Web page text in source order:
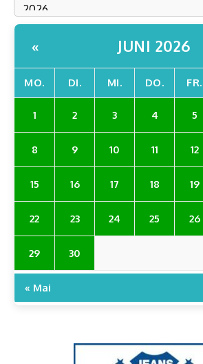
« JUNI 2026
MO. DI. MI. DO. FR.
1 2 3 4 5
8 9 10 11 12
15 16 17 18 19
22 23 24 25 26
29 30
« Mai